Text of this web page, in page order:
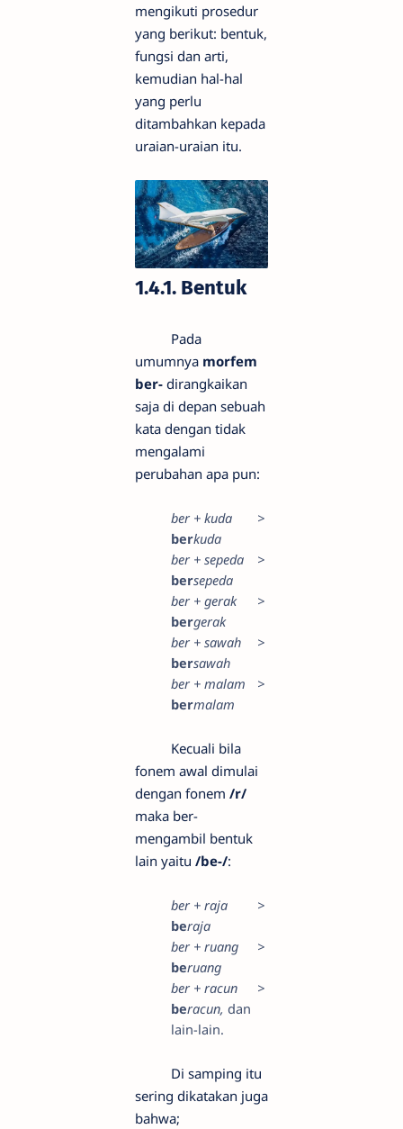
mengikuti prosedur
yang berikut: bentuk,
fungsi dan arti,
kemudian hal-hal
yang perlu
ditambahkan kepada
uraian-uraian itu.
1.4.1. Bentuk
Pada
umumnya morfem
ber- dirangkaikan
saja di depan sebuah
kata dengan tidak
mengalami
perubahan apa pun:
ber + kuda
>
berkuda
ber + sepeda
>
bersepeda
ber + gerak
>
bergerak
ber + sawah
>
bersawah
ber + malam
>
bermalam
Kecuali bila
fonem awal dimulai
dengan fonem /r/
maka ber-
mengambil bentuk
lain yaitu /be-/:
ber + raja
>
beraja
ber + ruang
>
beruang
ber + racun
>
beracun, dan
lain-lain.
Di samping itu
sering dikatakan juga
bahwa;